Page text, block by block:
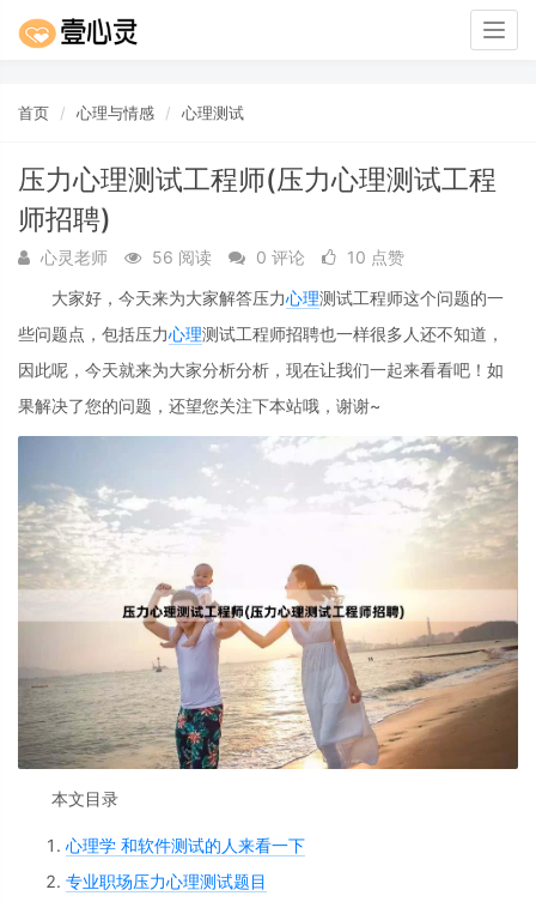
首页 心理与情感 心理测试
压力心理测试工程师(压力心理测试工程
师招聘)
心灵老师 56 阅读 0 评论
10 点赞
大家好，今天来为大家解答压力心理测试工程师这个问题的一
些问题点，包括压力心理测试工程师招聘也一样很多人还不知道，
因此呢，今天就来为大家分析分析，现在让我们一起来看看吧！如
果解决了您的问题，还望您关注下本站哦，谢谢~
本文目录
心理学 和软件测试的人来看一下
专业职场压力心理测试题目